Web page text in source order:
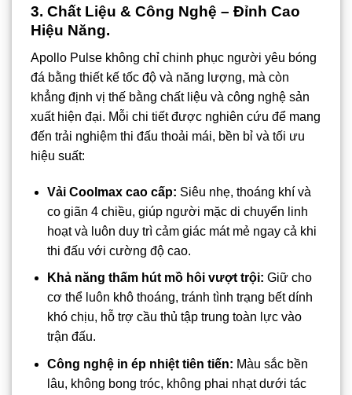
3. Chất Liệu & Công Nghệ – Đỉnh Cao
Hiệu Năng.
Apollo Pulse không chỉ chinh phục người yêu bóng
đá bằng thiết kế tốc độ và năng lượng, mà còn
khẳng định vị thế bằng chất liệu và công nghệ sản
xuất hiện đại. Mỗi chi tiết được nghiên cứu để mang
đến trải nghiệm thi đấu thoải mái, bền bỉ và tối ưu
hiệu suất:
Vải Coolmax cao cấp: Siêu nhẹ, thoáng khí và
co giãn 4 chiều, giúp người mặc di chuyển linh
hoạt và luôn duy trì cảm giác mát mẻ ngay cả khi
thi đấu với cường độ cao.
Khả năng thấm hút mồ hôi vượt trội: Giữ cho
cơ thể luôn khô thoáng, tránh tình trạng bết dính
khó chịu, hỗ trợ cầu thủ tập trung toàn lực vào
trận đấu.
Công nghệ in ép nhiệt tiên tiến: Màu sắc bền
lâu, không bong tróc, không phai nhạt dưới tác